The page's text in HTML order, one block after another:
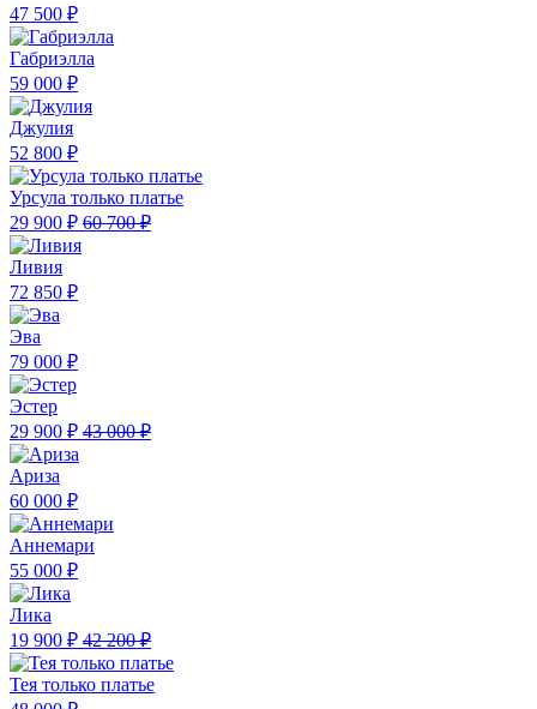
47 500 ₽
Габриэлла
59 000 ₽
Джулия
52 800 ₽
Урсула только платье
29 900 ₽ 60 700 ₽
Ливия
72 850 ₽
Эва
79 000 ₽
Эстер
29 900 ₽ 43 000 ₽
Ариза
60 000 ₽
Аннемари
55 000 ₽
Лика
19 900 ₽ 42 200 ₽
Тея только платье